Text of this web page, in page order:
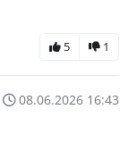
5 1
08.06.2026 16:43